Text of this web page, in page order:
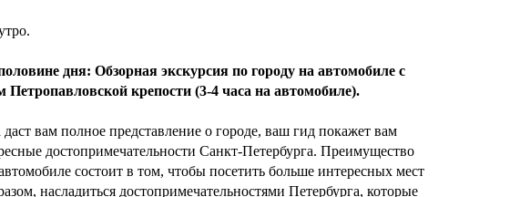
дня: Обзорная экскурсия по городу на автомобиле с
Петропавловской крепости (3-4 часа на автомобиле).
даст вам полное представление о городе, ваш гид покажет вам
достопримечательности Санкт-Петербурга. Преимущество
состоит в том, чтобы посетить больше интересных мест
насладиться достопримечательностями Петербурга, которые